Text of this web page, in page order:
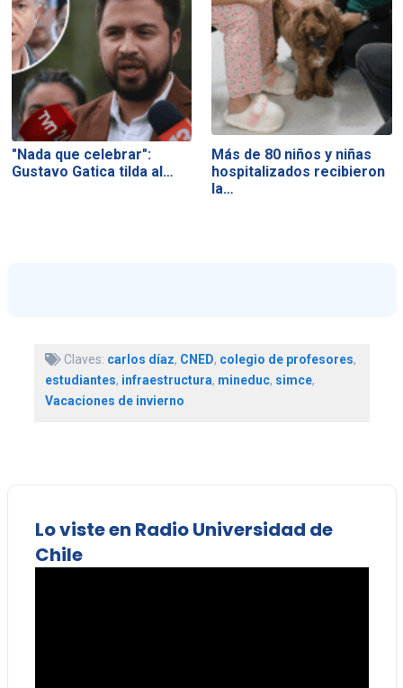
"Nada que celebrar":
Gustavo Gatica tilda al…
Más de 80 niños y niñas
hospitalizados recibieron
la…
Claves: carlos díaz, CNED, colegio de profesores,
estudiantes, infraestructura, mineduc, simce,
Vacaciones de invierno
Lo viste en Radio Universidad de
Chile